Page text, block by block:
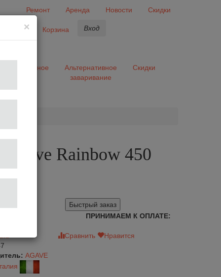
Ремонт Аренда Новости
Скидки
Корзина Вход
Разное
Альтернативное
заваривание
Скидки
Agave Rainbow 450
Быстрый заказ
ПРИНИМАЕМ К ОПЛАТЕ:
Сравнить
Нравится
AGAVE
×